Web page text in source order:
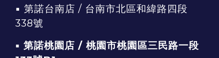
▪ 第諾台南店 / 台南市北區和緯路四段
338號
▪ 第諾桃園店 / 桃園市桃園區三民路一段